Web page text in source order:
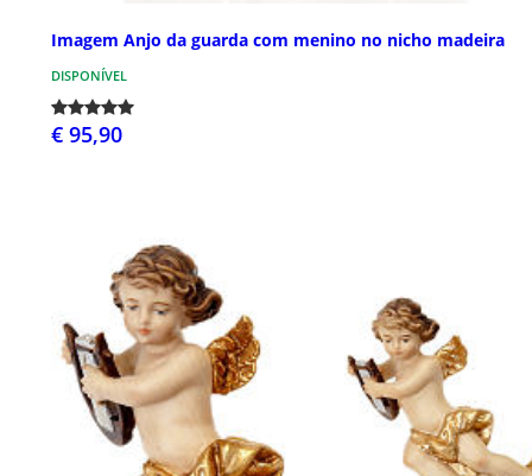
Imagem Anjo da guarda com menino no nicho madeira
DISPONÍVEL
€ 95,90